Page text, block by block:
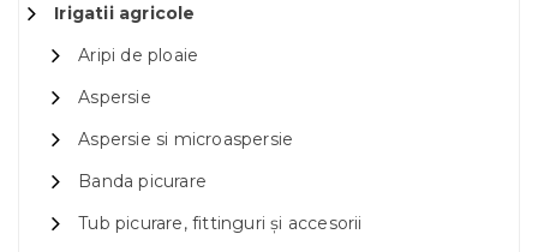
Irigatii agricole
Aripi de ploaie
Aspersie
Aspersie si microaspersie
Banda picurare
Tub picurare, fittinguri și accesorii